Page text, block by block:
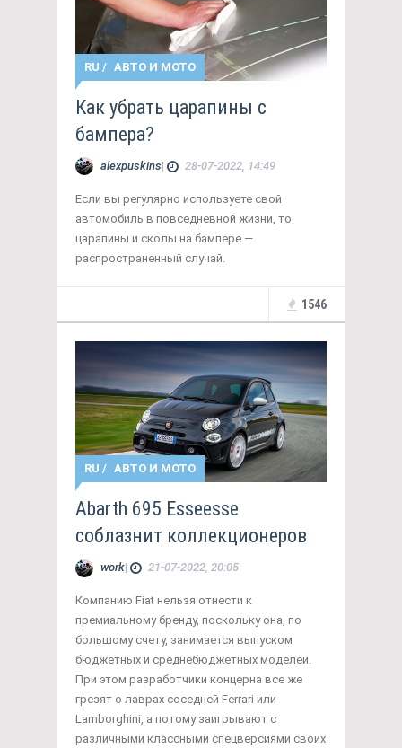
RU / АВТО И МОТО
Как убрать царапины с
бампера?
alexpuskins| 28-07-2022, 14:49
Если вы регулярно используете свой
автомобиль в повседневной жизни, то
царапины и сколы на бампере —
распространенный случай.
1546
RU / АВТО И МОТО
Abarth 695 Esseesse
соблазнит коллекционеров
work| 21-07-2022, 20:05
Компанию Fiat нельзя отнести к
премиальному бренду, поскольку она, по
большому счету, занимается выпуском
бюджетных и среднебюджетных моделей.
При этом разработчики концерна все же
грезят о лаврах соседней Ferrari или
Lamborghini, а потому заигрывают с
различными классными спецверсиями своих